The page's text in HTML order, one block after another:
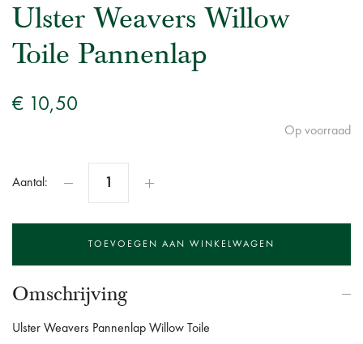
Ulster Weavers Willow
Toile Pannenlap
€ 10,50
Op voorraad
Aantal:
Omschrijving
Ulster Weavers Pannenlap Willow Toile